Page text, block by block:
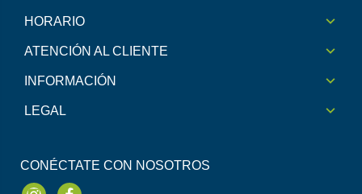
HORARIO
ATENCIÓN AL CLIENTE
INFORMACIÓN
LEGAL
CONÉCTATE CON NOSOTROS